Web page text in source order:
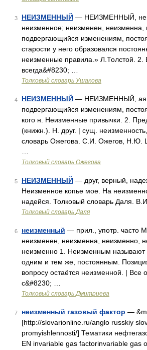
3 НЕИЗМЕННЫЙ — НЕИЗМЕННЫЙ,
неизменное; неизменен,
подвергающийся изменениям,
старости у него образовался
неизменные правила.» Л.Толстой. 2.
всегда&#8230; …
Толковый словарь Ушакова
4 НЕИЗМЕННЫЙ — НЕИЗМЕННЫЙ, ая,
подвергающийся изменениям,
кого н. Неизменные привычки. 2.
(книжн.). Н. друг. | сущ.
словарь Ожегова. С.И. Ожегов, Н.Ю.
Толковый словарь Ожегова
5 НЕИЗМЕННЫЙ — друг, верный,
Неизменное копье мое. На
надейся. Толковый словарь Даля.
Толковый словарь Даля
6 неизменный — прил., употр. часто
неизменен, неизменна, неизменно,
неизменно 1. Неизменным называют
одним и тем же, постоянным.
вопросу остаётся неизменной. | Все
с&#8230; …
Толковый словарь Дмитриева
7 неизменный газовый фактор —
[http://slovarionline.ru/anglo russkiy
promyishlennosti/] Тематики
EN invariable gas factorinvariable gas